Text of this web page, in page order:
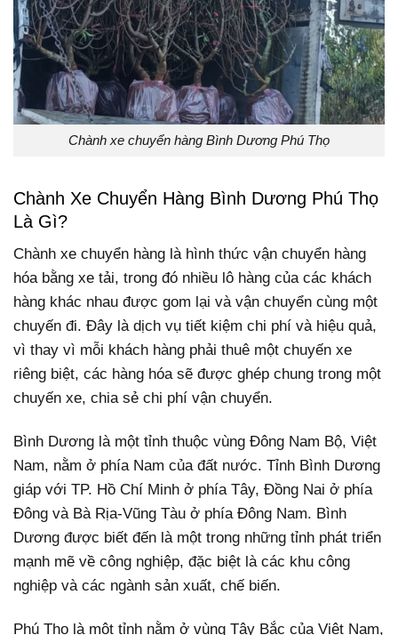
Chành xe chuyển hàng Bình Dương Phú Thọ
Chành Xe Chuyển Hàng Bình Dương Phú Thọ
Là Gì?
Chành xe chuyển hàng là hình thức vận chuyển hàng
hóa bằng xe tải, trong đó nhiều lô hàng của các khách
hàng khác nhau được gom lại và vận chuyển cùng một
chuyến đi. Đây là dịch vụ tiết kiệm chi phí và hiệu quả,
vì thay vì mỗi khách hàng phải thuê một chuyến xe
riêng biệt, các hàng hóa sẽ được ghép chung trong một
chuyến xe, chia sẻ chi phí vận chuyển.
Bình Dương là một tỉnh thuộc vùng Đông Nam Bộ, Việt
Nam, nằm ở phía Nam của đất nước. Tỉnh Bình Dương
giáp với TP. Hồ Chí Minh ở phía Tây, Đồng Nai ở phía
Đông và Bà Rịa-Vũng Tàu ở phía Đông Nam. Bình
Dương được biết đến là một trong những tỉnh phát triển
mạnh mẽ về công nghiệp, đặc biệt là các khu công
nghiệp và các ngành sản xuất, chế biến.
Phú Thọ là một tỉnh nằm ở vùng Tây Bắc của Việt Nam,